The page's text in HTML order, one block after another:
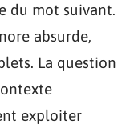
du mot suivant.
absurde,
La question
exploiter